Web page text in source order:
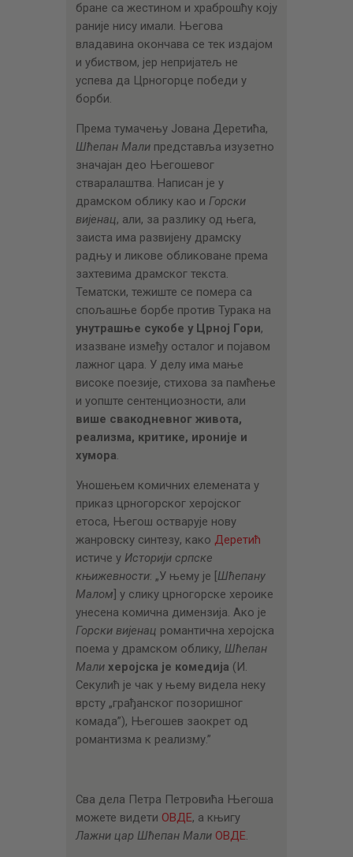
бране са жестином и храброшћу коју
раније нису имали. Његова
владавина окончава се тек издајом
и убиством, јер непријатељ не
успева да Црногорце победи у
борби.
Према тумачењу Јована Деретића,
Шћепан Малипредставља изузетно
значајан део Његошевог
стваралаштва. Написан је у
драмском облику као и Горски
вијенац, али, за разлику од њега,
заиста има развијену драмску
радњу и ликове обликоване према
захтевима драмског текста.
Тематски, тежиште се помера са
спољашње борбе против Турака на
унутрашње сукобе у Црној Гори,
изазване између осталог и појавом
лажног цара. У делу има мање
високе поезије, стихова за памћење
и уопште сентенциозности, али
више свакодневног живота,
реализма, критике, ироније и
хумора.
Уношењем комичних елемената у
приказ црногорског херојског
етоса, Његош остварује нову
жанровску синтезу, како Деретић
истиче у Историји српске
књижевности: „У њему је [Шћепану
Малом] у слику црногорске хероике
унесена комична димензија. Ако је
Горски вијенац романтична херојска
поема у драмском облику, Шћепан
Мали херојска је комедија (И.
Секулић је чак у њему видела неку
врсту „грађанског позоришног
комада”), Његошев заокрет од
романтизма к реализму.”
Сва дела Петра Петровића Његоша
можете видети ОВДЕ, а књигу
Лажни цар Шћепан Мали ОВДЕ.